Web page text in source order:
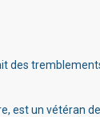
des
est un vétéran